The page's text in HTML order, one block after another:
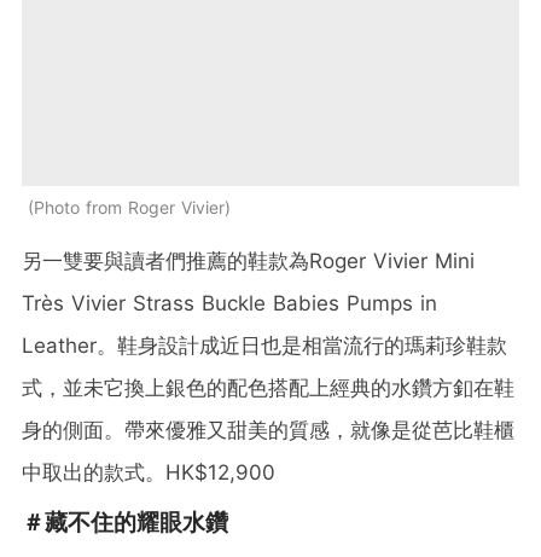
Photo from Roger Vivier
另一雙要與讀者們推薦的鞋款為Roger Vivier Mini
Très Vivier Strass Buckle Babies Pumps in
Leather。鞋身設計成近日也是相當流行的瑪莉珍鞋款
式，並未它換上銀色的配色搭配上經典的水鑽方釦在鞋
身的側面。帶來優雅又甜美的質感，就像是從芭比鞋櫃
中取出的款式。HK$12,900
＃藏不住的耀眼水鑽